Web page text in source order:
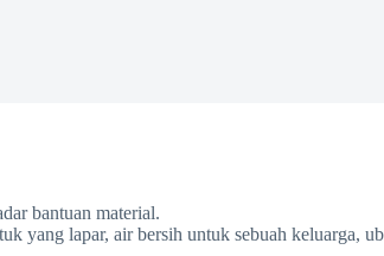
bantuan material.
yang lapar, air bersih untuk sebuah keluarga,